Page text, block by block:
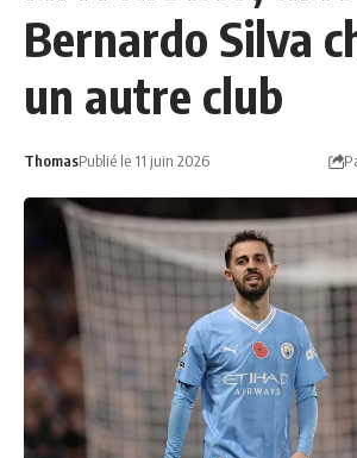
Bernardo Silva
un autre club
ThomasPublié le 11 juin 2026